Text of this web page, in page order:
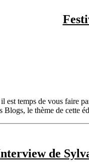
est temps de vous faire
Blogs, le thème de cette
de